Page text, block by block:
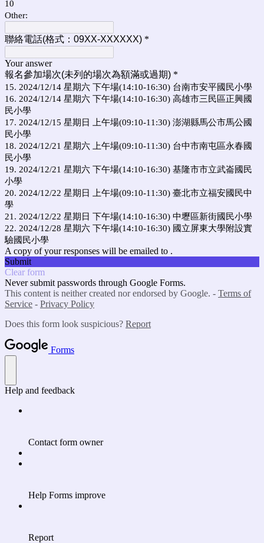
10
Other:
聯絡電話(格式：09XX-XXXXXX) *
Your answer
報名參加場次(未列的場次為額滿或過期) *
15. 2024/12/14 星期六 下午場(14:10-16:30) 台南市安平國民小學
16. 2024/12/14 星期六 下午場(14:10-16:30) 高雄市三民區正興國
民小學
17. 2024/12/15 星期日 上午場(09:10-11:30) 澎湖縣馬公市馬公國
民小學
18. 2024/12/21 星期六 上午場(09:10-11:30) 台中市南屯區永春國
民小學
19. 2024/12/21 星期六 下午場(14:10-16:30) 基隆市市立武崙國民
小學
20. 2024/12/22 星期日 上午場(09:10-11:30) 臺北市立福安國民中
學
21. 2024/12/22 星期日 下午場(14:10-16:30) 中壢區新街國民小學
22. 2024/12/28 星期六 下午場(14:10-16:30) 國立屏東大學附設實
驗國民小學
A copy of your responses will be emailed to .
Submit
Clear form
Never submit passwords through Google Forms.
This content is neither created nor endorsed by Google. - Terms of
Service - Privacy Policy
Does this form look suspicious? Report
Forms
Help and feedback
Contact form owner
Help Forms improve
Report